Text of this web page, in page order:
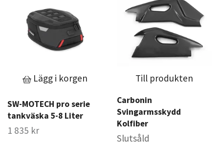
Lägg i korgen
SW-MOTECH pro serie
tankväska 5-8 Liter
1 835 kr
Till produkten
Carbonin
Svingarmsskydd
Kolfiber
Slutsåld